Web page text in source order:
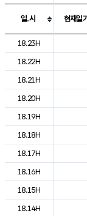
도시별 기상실황표
일.시 현재일기
18.23H
18.22H
18.21H
18.20H
18.19H
18.18H
18.17H
18.16H
18.15H
18.14H